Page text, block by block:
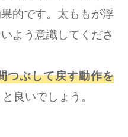
的です。太ももが浮
よう意識してくださ
つぶして戻す動作を
良いでしょう。